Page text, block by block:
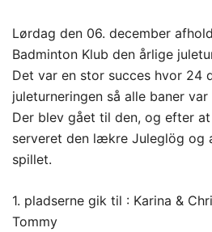
Lørdag den 06. december
Badminton Klub den årlige
Det var en stor succes hvor 24
juleturneringen så alle baner var
Der blev gået til den, og efter
serveret den lækre Juleglög og
spillet.
1. pladserne gik til : Karina &
Tommy